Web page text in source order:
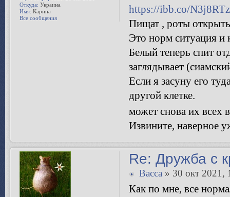
https://ibb.co/N3j8RTz
Пищат , роты
Это норм ситуация и
Белый теперь спит
заглядывает
Если я засуну его
другой клетке.
может снова их всех
Извините, наверное
Откуда: Украина
Имя: Карина
Все сообщения
Re: Дружба с
Bacca » 30 окт 2021,
Как по мне, все